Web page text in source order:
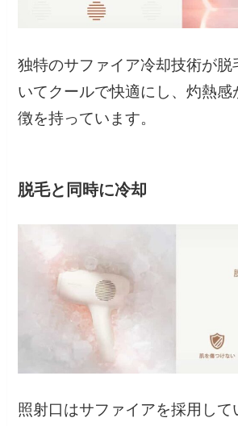
独特のサファイア冷却技術が脱
いてクールで快適にし、灼熱感
徴を持っています。
脱毛と同時に冷却
照射口はサファイアを採用して